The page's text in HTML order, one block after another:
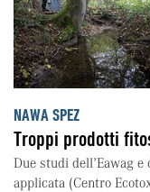
NAWA SPEZ
Troppi prodotti
Due studi dell’Eawag e
applicata (Centro